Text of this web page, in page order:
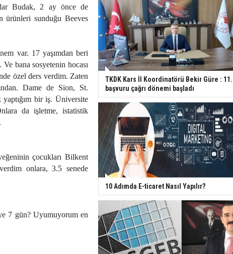
Budak, 2 ay önce de
ürünleri sunduğu Beeves
var. 17 yaşımdan beri
bana sosyetenin hocası
özel ders verdim. Zaten
Dame de Sion, St.
bir iş. Üniversite
da işletme, istatistik
çocukları Bilkent
onlara, 3.5 senede
7 gün? Uyumuyorum en
TKDK Kars İl Koordinatörü Bekir Güre : 11.
başvuru çağrı dönemi başladı
10 Adımda E-ticaret Nasıl Yapılır?